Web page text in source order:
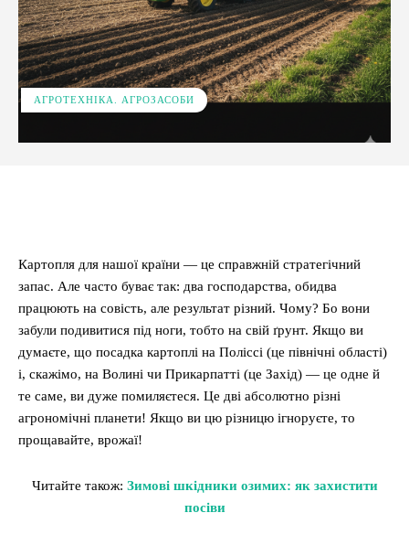
АГРОТЕХНІКА. АГРОЗАСОБИ
Картопля для нашої країни — це справжній стратегічний
запас. Але часто буває так: два господарства, обидва
працюють на совість, але результат різний. Чому? Бо вони
забули подивитися під ноги, тобто на свій ґрунт. Якщо ви
думаєте, що посадка картоплі на Поліссі (це північні області)
і, скажімо, на Волині чи Прикарпатті (це Захід) — це одне й
те саме, ви дуже помиляєтеся. Це дві абсолютно різні
агрономічні планети! Якщо ви цю різницю ігноруєте, то
прощавайте, врожаї!
Читайте також: Зимові шкідники озимих: як захистити
посіви